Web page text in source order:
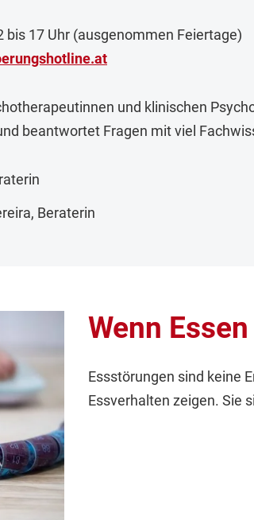
bis 17 Uhr (ausgenommen Feiertage)
.at
und klinischen
beantwortet Fragen mit viel
Beraterin
Wenn
Essstörungen sind keine
Essverhalten zeigen. Sie